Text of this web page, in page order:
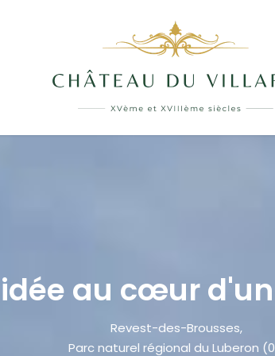
au cœur
Revest-des-Brousses,
Parc naturel régional du Luberon